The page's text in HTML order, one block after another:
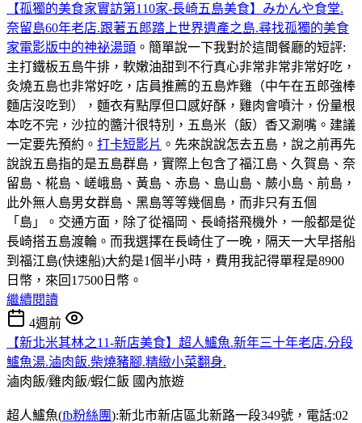
【孤獨的美食家實訪第110家-長崎五島美食】みかんや食堂.
奈留島60年老店.跟著五郎踏上世界遺產之島.尋找孤獨的美食
家電影版中的神祕湯頭 。簡單說一下我對於這間餐廳的短評:
主打鐵板五島牛排，軟嫩油甜到不行真心非常非常非常好吃，
灸燒五島也非常好吃，店員推薦的五島炸雞（中午在五郎強棒
麵店沒吃到），麵衣有點厚但口感好酥，雞肉會噴汁，份量根
本吃不完，沙拉的醬汁很特別，五島米（飯）香又涮嘴。建議
一定要先預約。 打卡短影片 。先來說說怎去五島，說之前再先
說說五島指的是五島群島，實際上包含了福江島、久賀島、奈
留島、椛島、嵯峨島、黃島、赤島、島山島、蕨小島、前島，
此外無人島男女群島、黑島等等幾個島，而非只有五個
「島」。交通方面，除了從福岡、長崎搭飛機外，一般都是從
長崎搭五島渡輪。而我選擇在長崎住了一晚，隔天一大早搭船
到福江島(快速船)大約是1個半小時，費用我記得單程是8900
日幣，來回17500日幣。
繼續閱讀
4週前
【新北米其林之11-新店美食】超人鱸魚.新年三十年老店.分段
鱸魚湯.滷肉飯.柴燒豬腳.精緻小菜翻身.
滷肉飯/雞肉飯/蝦仁飯 國內旅遊
超人鱸魚(fb粉絲團):新北市新店區北新路一段349號，電話:02